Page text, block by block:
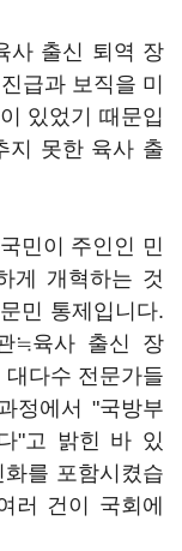
사 출신 퇴역 장
급과 보직을 미
있었기 때문입
지 못한 육사 출
민이 주인인 민
게 개혁하는 것
민 통제입니다.
≒육사 출신 장
다수 전문가들
정에서 "국방부
"고 밝힌 바 있
를 포함시켰습
러 건이 국회에